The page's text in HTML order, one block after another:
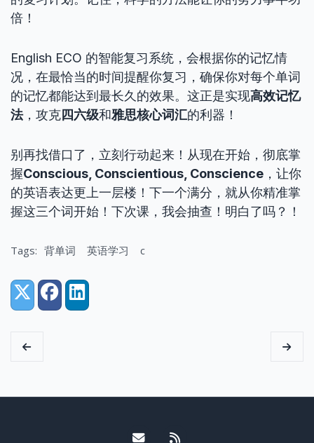
倍！
English ECO 的智能复习系统，会根据你的记忆情
况，在最恰当的时间提醒你复习，确保你对每个单词
的记忆都能达到最长久的效果。这正是实现高效记忆
法，攻克四六级和雅思核心词汇的利器！
别再找借口了，立刻行动起来！从现在开始，彻底掌
握Conscious, Conscientious, Conscience ，让你
的英语表达更上一层楼！下一个满分，就从你精准掌
握这三个词开始！下次课，我会抽查！明白了吗？！
Tags: 背单词 英语学习 c
Share:
X (Twitter)
FacebookLinkedIn
Email me